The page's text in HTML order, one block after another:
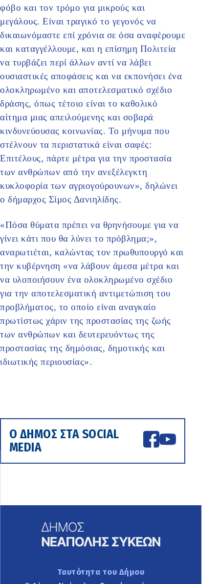
φόβο και τον τρόμο για μικρούς και
μεγάλους. Είναι τραγικό το γεγονός να
δικαιωνόμαστε επί χρόνια σε όσα αναφέρουμε
και καταγγέλλουμε, και η επίσημη Πολιτεία
να τυρβάζει περί άλλων αντί να λάβει
ουσιαστικές αποφάσεις και να εκπονήσει ένα
ολοκληρωμένο και αποτελεσματικό σχέδιο
δράσης, όπως τέτοιο είναι το καθολικό
αίτημα μιας απειλούμενης και σοβαρά
κινδυνεύουσας κοινωνίας. Το μήνυμα που
στέλνουν τα περιστατικά είναι σαφές:
Επιτέλους, πάρτε μέτρα για την προστασία
των ανθρώπων από την ανεξέλεγκτη
κυκλοφορία των αγριογούρουνων», δηλώνει
ο δήμαρχος Σίμος Δανιηλίδης.
«Πόσα θύματα πρέπει να θρηνήσουμε για να
γίνει κάτι που θα λύνει το πρόβλημα;»,
αναρωτιέται, καλώντας τον πρωθυπουργό και
την κυβέρνηση «να λάβουν άμεσα μέτρα και
να υλοποιήσουν ένα ολοκληρωμένο σχέδιο
για την αποτελεσματική αντιμετώπιση του
προβλήματος, το οποίο είναι αναγκαίο
πρωτίστως χάριν της προστασίας της ζωής
των ανθρώπων και δευτερευόντως της
προστασίας της δημόσιας, δημοτικής και
ιδιωτικής περιουσίας».
Ο ΔΗΜΟΣ ΣΤΑ SOCIAL
MEDIA
Ταυτότητα του Δήμου